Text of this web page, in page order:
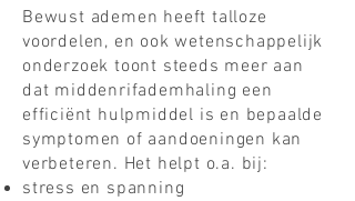
Bewust ademen heeft talloze
voordelen, en ook wetenschappelijk
onderzoek toont steeds meer aan
dat middenrifademhaling een
efficiënt hulpmiddel is en bepaalde
symptomen of aandoeningen kan
verbeteren. Het helpt o.a. bij:
stress en spanning